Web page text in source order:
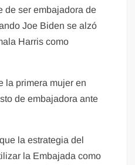
de ser embajadora de
Joe Biden se alzó
Harris como
la primera mujer en
de embajadora ante
la estrategia del
la Embajada como